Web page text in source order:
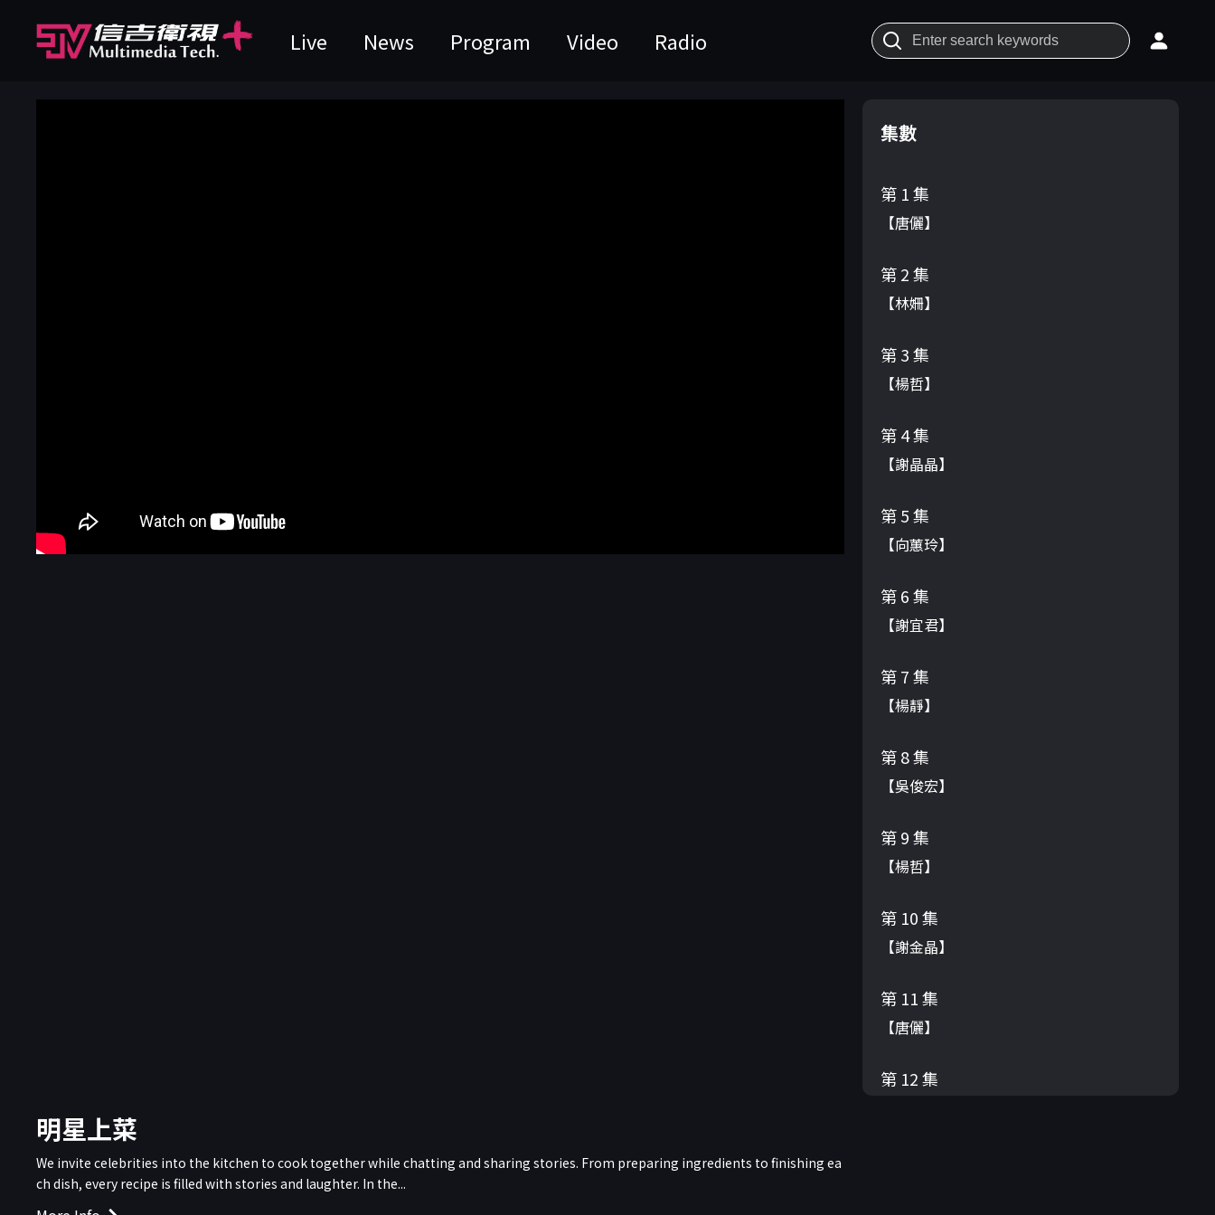
Live News Program Video Radio
集數
第 1 集
【唐儷】
第 2 集
【林姍】
第 3 集
【楊哲】
第 4 集
【謝晶晶】
第 5 集
【向蕙玲】
第 6 集
【謝宜君】
第 7 集
【楊靜】
第 8 集
【吳俊宏】
第 9 集
【楊哲】
第 10 集
【謝金晶】
第 11 集
【唐儷】
第 12 集
明星上菜
We invite celebrities into the kitchen to cook together while chatting and sharing stories. From preparing ingredients to finishing ea
ch dish, every recipe is filled with stories and laughter. In the...